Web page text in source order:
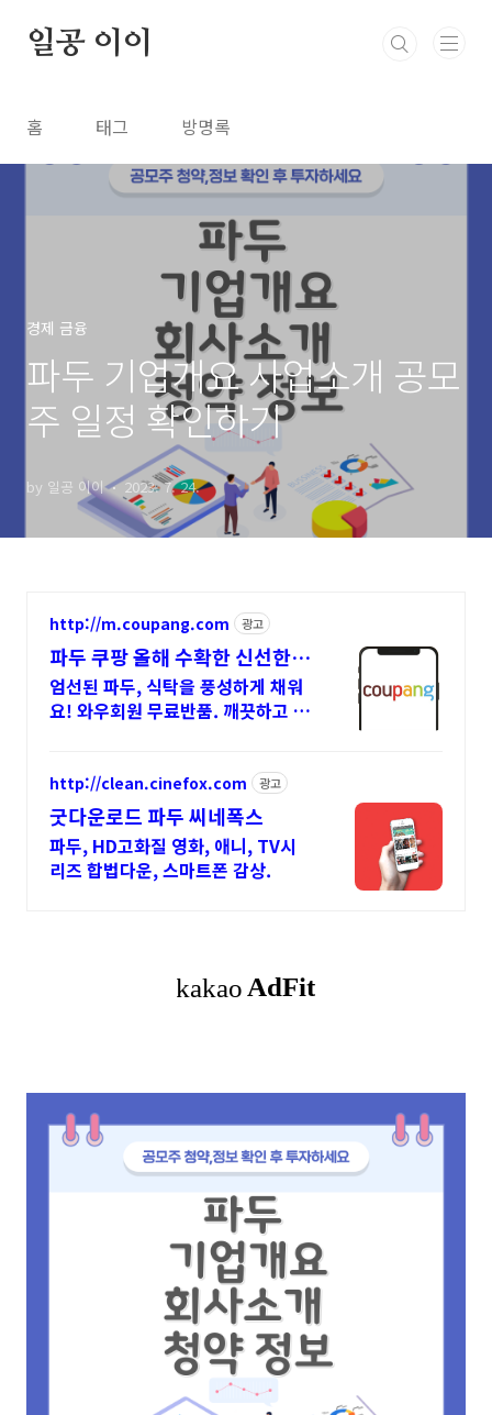
일공 이이
홈 태그 방명록
경제 금융
파두 기업개요 사업소개 공모
주 일정 확인하기
by 일공 이이 2023. 7. 24.
http://m.coupang.com 광고
파두 쿠팡 올해 수확한 신선한
팥
엄선된 파두, 식탁을 풍성하게 채워
요! 와우회원 무료반품. 깨끗하고 신
http://clean.cinefox.com 광고
굿다운로드 파두 씨네폭스
파두, HD고화질 영화, 애니, TV시
리즈 합법다운, 스마트폰 감상.